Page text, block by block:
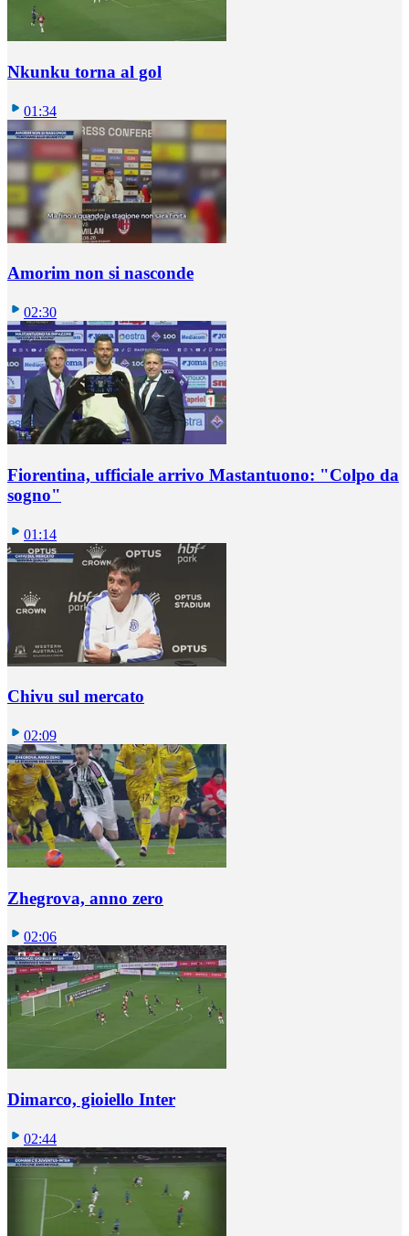
Nkunku torna al gol
01:34
Amorim non si nasconde
02:30
Fiorentina, ufficiale arrivo Mastantuono: "Colpo da
sogno"
01:14
Chivu sul mercato
02:09
Zhegrova, anno zero
02:06
Dimarco, gioiello Inter
02:44